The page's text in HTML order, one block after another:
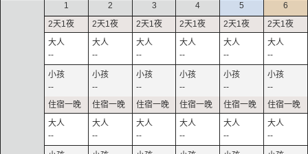
1
--
--
--
2
--
--
--
3
--
--
--
4
--
--
--
5
--
--
--
6
--
--
--